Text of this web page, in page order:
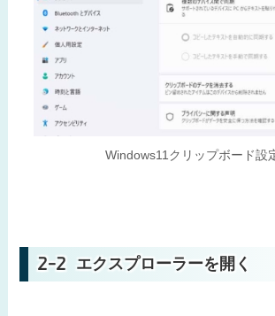
Windows11クリップボード設
エクスプローラーを開く